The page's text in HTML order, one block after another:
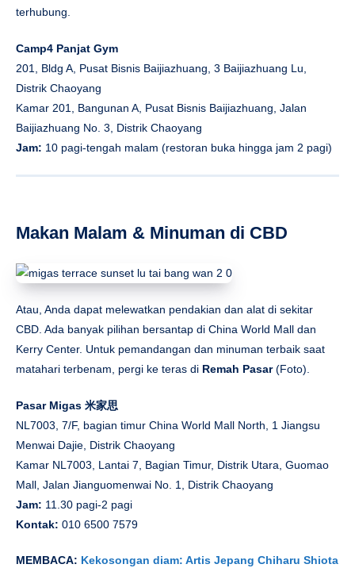
terhubung.
Camp4 Panjat Gym
201, Bldg A, Pusat Bisnis Baijiazhuang, 3 Baijiazhuang Lu,
Distrik Chaoyang
Kamar 201, Bangunan A, Pusat Bisnis Baijiazhuang, Jalan
Baijiazhuang No. 3, Distrik Chaoyang
Jam: 10 pagi-tengah malam (restoran buka hingga jam 2 pagi)
Makan Malam & Minuman di CBD
Atau, Anda dapat melewatkan pendakian dan alat di sekitar
CBD. Ada banyak pilihan bersantap di China World Mall dan
Kerry Center. Untuk pemandangan dan minuman terbaik saat
matahari terbenam, pergi ke teras di Remah Pasar(Foto).
Pasar Migas 米家思
NL7003, 7/F, bagian timur China World Mall North, 1 Jiangsu
Menwai Dajie, Distrik Chaoyang
Kamar NL7003, Lantai 7, Bagian Timur, Distrik Utara, Guomao
Mall, Jalan Jianguomenwai No. 1, Distrik Chaoyang
Jam: 11.30 pagi-2 pagi
Kontak: 010 6500 7579
MEMBACA: Kekosongan diam: Artis Jepang Chiharu Shiota